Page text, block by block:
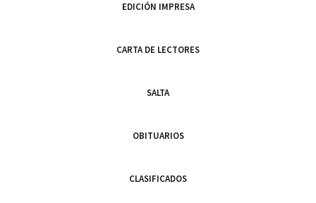
EDICIÓN IMPRESA
CARTA DE LECTORES
SALTA
OBITUARIOS
CLASIFICADOS